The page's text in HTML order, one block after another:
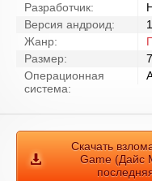
Разработчик:
Версия андроид:
Жанр:
Размер:
Операционная
система:
Скачать
Game (Дайс